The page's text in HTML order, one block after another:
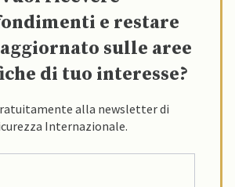
e restare
sulle aree
di tuo interesse?
alla newsletter di
Internazionale.